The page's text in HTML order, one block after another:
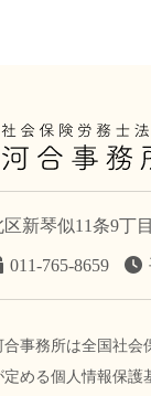
区新琴似11条9丁
011-765-8659
合事務所は全国社会
定める個人情報保護